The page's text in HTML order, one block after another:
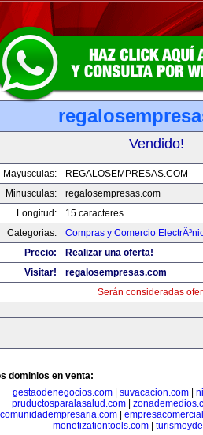
Vendido!
Mayusculas:
REGALOSEMPRESAS.COM
Minusculas:
regalosempresas.com
Longitud:
15 caracteres
Categorias:
Compras y Comercio
Precio:
Realizar una oferta!
Visitar!
regalosempresas.com
Serán consideradas
dominios en venta:
gestaodenegocios.com| suvacacion.com|
pruductosparalasalud.com|
comunidadempresaria.com
monetizationtools.com